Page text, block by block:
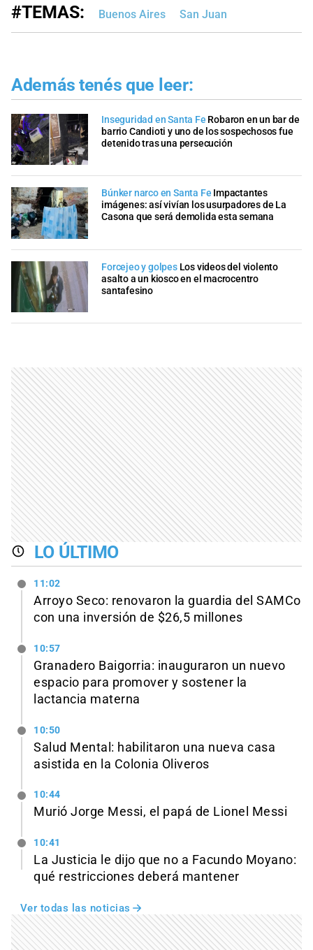
#TEMAS: Buenos Aires San Juan
Además tenés que leer:
Inseguridad en Santa Fe Robaron en un bar de
barrio Candioti y uno de los sospechosos fue
detenido tras una persecución
Búnker narco en Santa Fe Impactantes
imágenes: así vivían los usurpadores de La
Casona que será demolida esta semana
Forcejeo y golpes Los videos del violento
asalto a un kiosco en el macrocentro
santafesino
LO ÚLTIMO
11:02
Arroyo Seco: renovaron la guardia del SAMCo
con una inversión de $26,5 millones
10:57
Granadero Baigorria: inauguraron un nuevo
espacio para promover y sostener la
lactancia materna
10:50
Salud Mental: habilitaron una nueva casa
asistida en la Colonia Oliveros
10:44
Murió Jorge Messi, el papá de Lionel Messi
10:41
La Justicia le dijo que no a Facundo Moyano:
qué restricciones deberá mantener
Ver todas las noticias